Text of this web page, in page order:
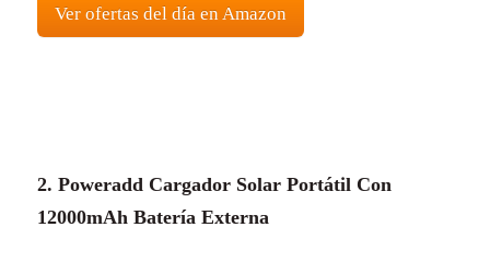
Ver ofertas del día en Amazon
2. Poweradd Cargador Solar Portátil Con
12000mAh Batería Externa